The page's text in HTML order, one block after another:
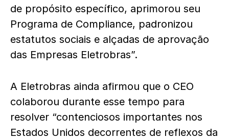
de propósito específico, aprimorou seu
Programa de Compliance, padronizou
estatutos sociais e alçadas de aprovação
das Empresas Eletrobras”.
A Eletrobras ainda afirmou que o CEO
colaborou durante esse tempo para
resolver “contenciosos importantes nos
Estados Unidos decorrentes de reflexos da